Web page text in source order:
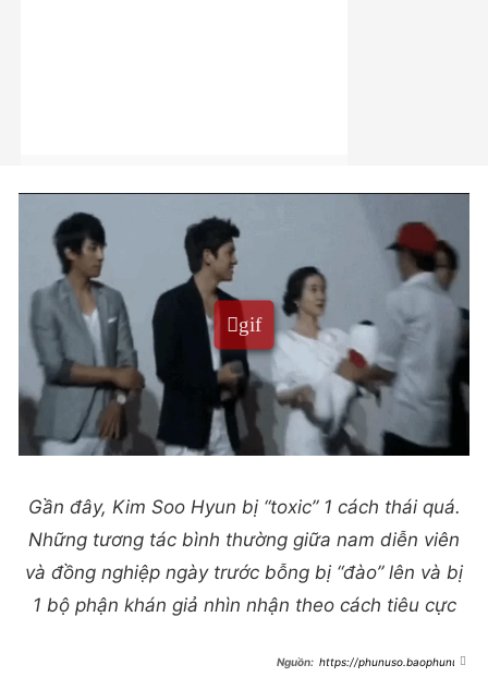
Gần đây, Kim Soo Hyun bị “toxic” 1 cách thái quá.
Những tương tác bình thường giữa nam diễn viên
và đồng nghiệp ngày trước bỗng bị “đào” lên và bị
1 bộ phận khán giả nhìn nhận theo cách tiêu cực
https://phunuso.baophunuth